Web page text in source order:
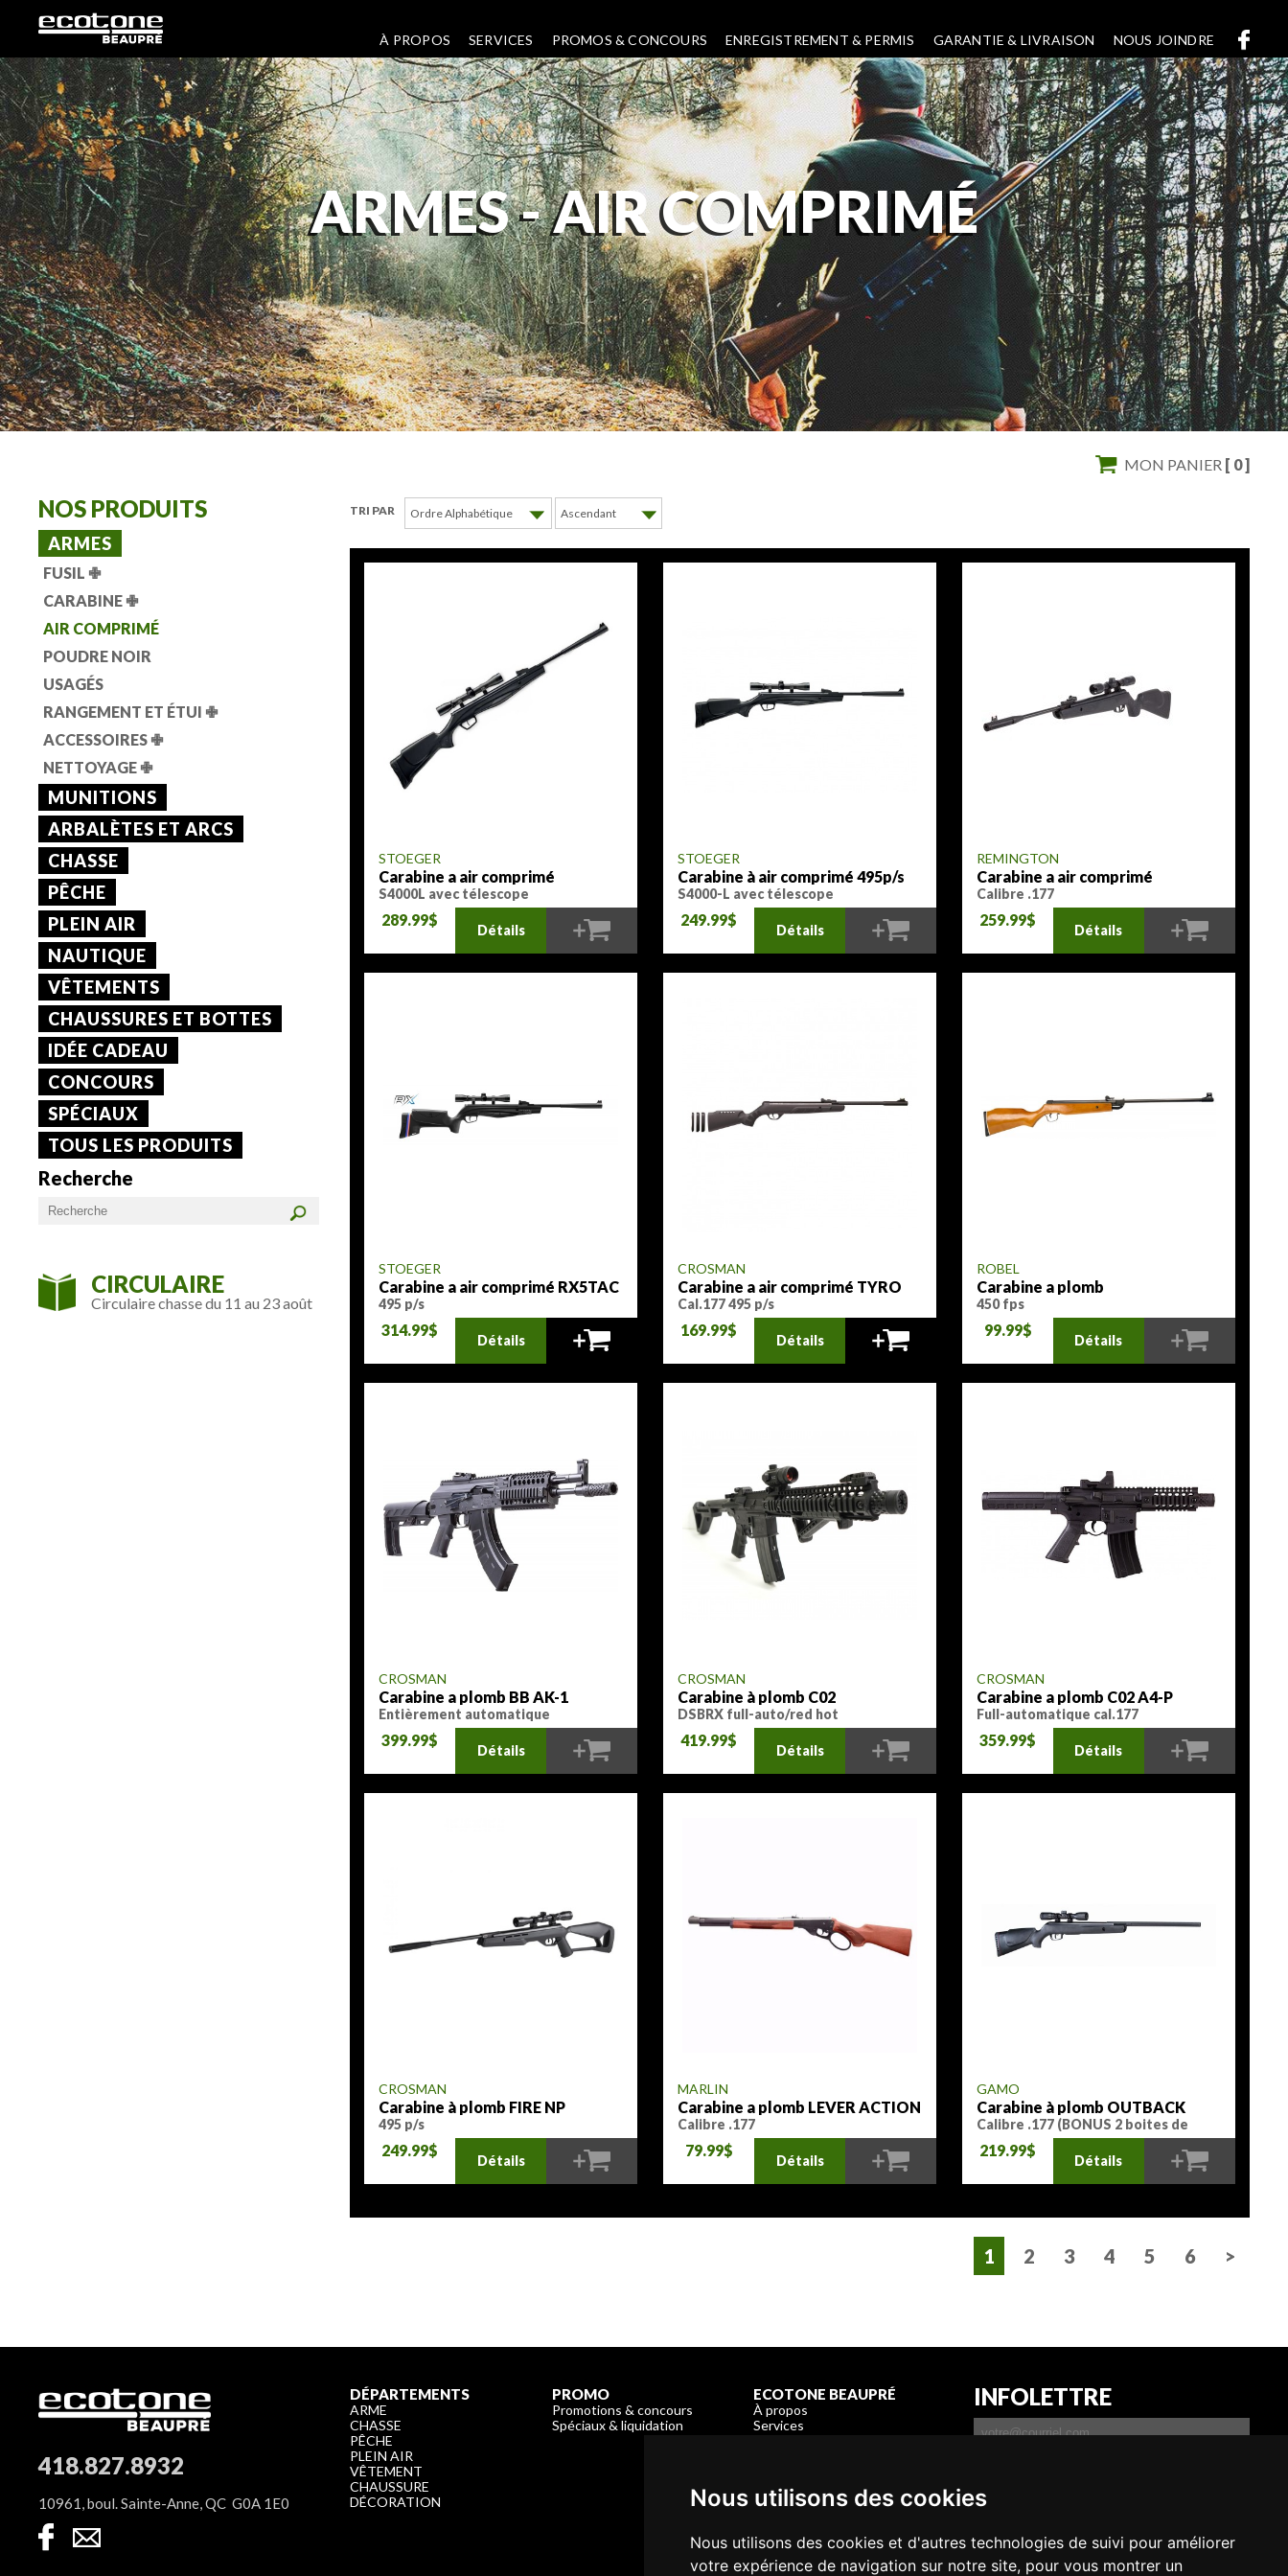
Nous utilisons des cookies
Nous utilisons des cookies et d'autres technologies de suivi pour améliorer
votre expérience de navigation sur notre site, pour vous montrer un
À PROPOS SERVICES PROMOS & CONCOURS ENREGISTREMENT & PERMIS GARANTIE & LIVRAISON NOUS JOINDRE
ARMES -AIR COMPRIMÉ
MON PANIER [ 0 ]
NOS PRODUITS
ARMES
FUSIL ✙
CARABINE ✙
AIR COMPRIMÉ
POUDRE NOIR
USAGÉS
RANGEMENT ET ÉTUI ✙
ACCESSOIRES ✙
NETTOYAGE ✙
MUNITIONS
ARBALÈTES ET ARCS
CHASSE
PÊCHE
PLEIN AIR
NAUTIQUE
VÊTEMENTS
CHAUSSURES ET BOTTES
IDÉE CADEAU
CONCOURS
SPÉCIAUX
TOUS LES PRODUITS
Recherche
CIRCULAIRE
Circulaire chasse du 11 au 23 août
TRI PAR
STOEGER
Carabine a air comprimé
S4000L avec télescope
289.99$
Détails
STOEGER
Carabine à air comprimé 495p/s
S4000-L avec télescope
249.99$
Détails
REMINGTON
Carabine a air comprimé
EXPRESS HUNTER 495 p/s
Calibre .177
259.99$
Détails
STOEGER
Carabine a air comprimé RX5TAC
495 p/s
314.99$
Détails
CROSMAN
Carabine a air comprimé TYRO
Cal.177 495 p/s
169.99$
Détails
ROBEL
Carabine a plomb
450 fps
99.99$
Détails
CROSMAN
Carabine a plomb BB AK-1
Entièrement automatique
399.99$
Détails
CROSMAN
Carabine à plomb C02
DSBRX full-auto/red hot
419.99$
Détails
CROSMAN
Carabine a plomb C02 A4-P
Full-automatique cal.177
359.99$
Détails
CROSMAN
Carabine à plomb FIRE NP
495 p/s
249.99$
Détails
MARLIN
Carabine a plomb LEVER ACTION
Calibre .177
79.99$
Détails
GAMO
Carabine à plomb OUTBACK
Calibre .177 (BONUS 2 boites de
219.99$
Détails
1 2 3 4 5 6 >
418.827.8932
10961, boul. Sainte-Anne, QC G0A 1E0
DÉPARTEMENTS
ARME
CHASSE
PÊCHE
PLEIN AIR
VÊTEMENT
CHAUSSURE
DÉCORATION
PROMO
Promotions & concours
Spéciaux & liquidation
ECOTONE BEAUPRÉ
À propos
Services
INFOLETTRE
L'INFOLETTRE
S'INSCRIRE